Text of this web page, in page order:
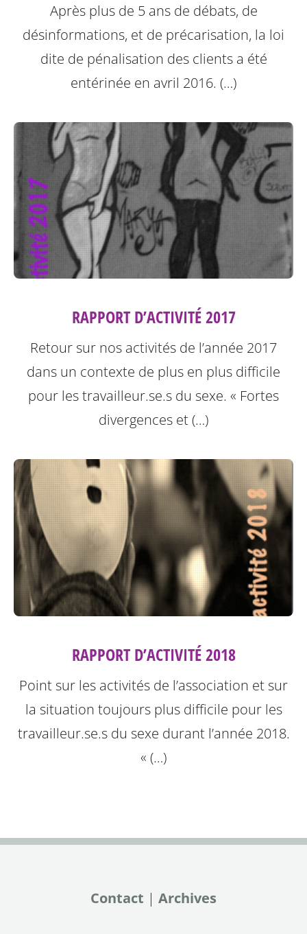
Après plus de 5 ans de débats, de
désinformations, et de précarisation, la loi
dite de pénalisation des clients a été
entérinée en avril 2016. (…)
RAPPORT D’ACTIVITÉ 2017
Retour sur nos activités de l’année 2017
dans un contexte de plus en plus difficile
pour les travailleur.se.s du sexe. « Fortes
divergences et (…)
RAPPORT D’ACTIVITÉ 2018
Point sur les activités de l’association et sur
la situation toujours plus difficile pour les
travailleur.se.s du sexe durant l’année 2018.
« (…)
Contact | Archives